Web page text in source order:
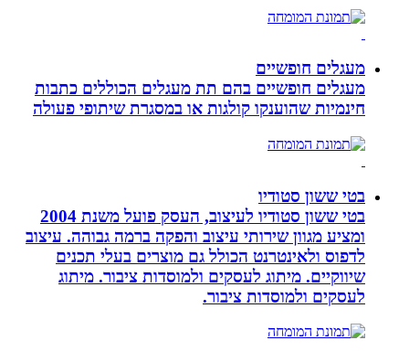
מעגלים חופשיים
מעגלים חופשיים בהם תת מעגלים הכוללים כתבות
חינמיות שהוענקו קולגות או במסגרת שיתופי פעולה
בטי ששון סטודיו
בטי ששון סטודיו לעיצוב, העסק פועל משנת 2004
ומציע מגוון שירותי עיצוב והפקה ברמה גבוהה. עיצוב
לדפוס ולאינטרנט הכולל גם מוצרים בעלי תכנים
שיווקיים. מיתוג לעסקים ולמוסדות ציבור. מיתוג
לעסקים ולמוסדות ציבור.